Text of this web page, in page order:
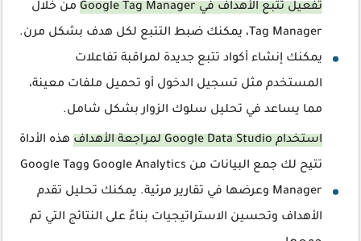
تفعيل تتبع الأهداف في Google Tag Manager
من خلال
Tag Manager، يمكنك ضبط التتبع لكل هدف بشكل مرن.
يمكنك إنشاء أكواد تتبع جديدة لمراقبة تفاعلات
المستخدم مثل تسجيل الدخول أو تحميل ملفات معينة،
مما يساعد في تحليل سلوك الزوار بشكل شامل.
استخدام Google Data Studio لمراجعة الأهداف
هذه الأداة
تتيح لك جمع البيانات من Google Analytics وGoogle Tag
Manager وعرضها في تقارير مرئية. يمكنك تحليل تقدم
الأهداف وتحسين الاستراتيجيات بناءً على النتائج التي تم